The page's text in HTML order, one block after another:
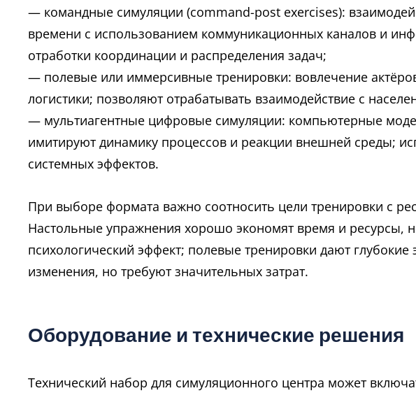
— командные симуляции (command-post exercises):
времени с использованием коммуникационных каналов и
отработки координации и распределения задач;
— полевые или иммерсивные тренировки: вовлечение
логистики; позволяют отрабатывать взаимодействие с
— мультиагентные цифровые симуляции: компьютерные
имитируют динамику процессов и реакции внешней среды;
системных эффектов.
При выборе формата важно соотносить цели тренировки с
Настольные упражнения хорошо экономят время и ресурсы,
психологический эффект; полевые тренировки дают
изменения, но требуют значительных затрат.
Оборудование и технические решения
Технический набор для симуляционного центра может